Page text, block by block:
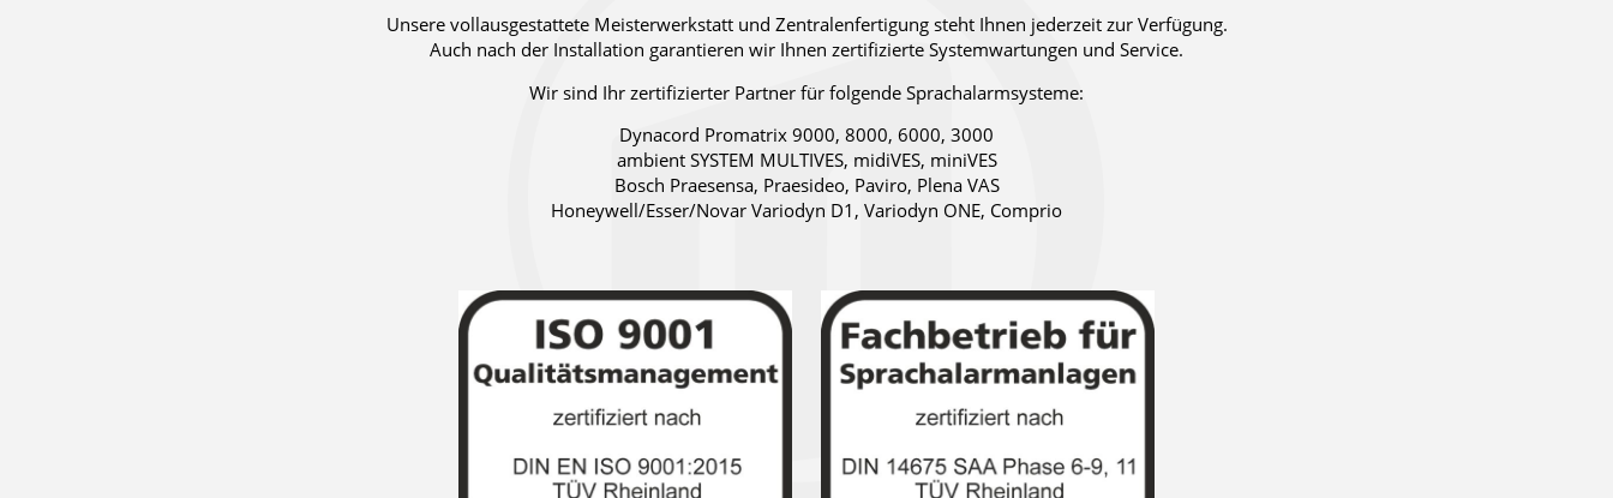
Unsere vollausgestattete Meisterwerkstatt und Zentralenfertigung steht Ihnen jederzeit zur Verfügung.
Auch nach der Installation garantieren wir Ihnen zertifizierte Systemwartungen und Service.
Wir sind Ihr zertifizierter Partner für folgende Sprachalarmsysteme:
Dynacord Promatrix 9000, 8000, 6000, 3000
ambient SYSTEM MULTIVES, midiVES, miniVES
Bosch Praesensa, Praesideo, Paviro, Plena VAS
Honeywell/Esser/Novar Variodyn D1, Variodyn ONE, Comprio